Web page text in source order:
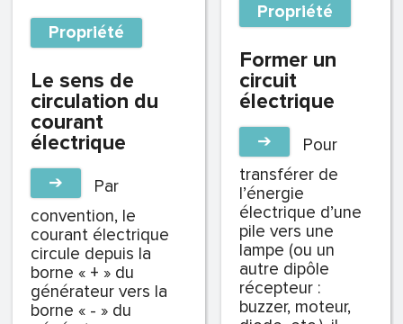
Propriété
Le sens de
circulation du
courant
électrique
➔
Par
convention, le
courant électrique
circule depuis la
borne « + » du
générateur vers la
borne « - » du
Propriété
Former un
circuit
électrique
➔
Pour
transférer de
l’énergie
électrique d’une
pile vers une
lampe (ou un
autre dipôle
récepteur :
buzzer, moteur,